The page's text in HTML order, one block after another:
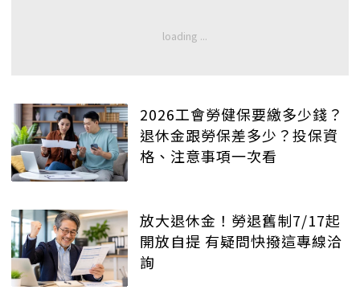
2026工會勞健保要繳多少錢？
退休金跟勞保差多少？投保資
格、注意事項一次看
放大退休金！勞退舊制7/17起
開放自提 有疑問快撥這專線洽
詢